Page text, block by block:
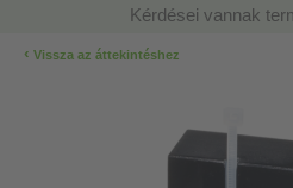
Kérdései vannak
‹ Vissza az áttekintéshez